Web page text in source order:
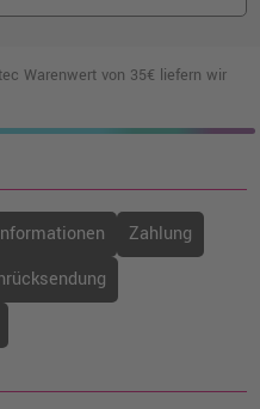
Warenwert von 35€ liefern wir
Zahlung